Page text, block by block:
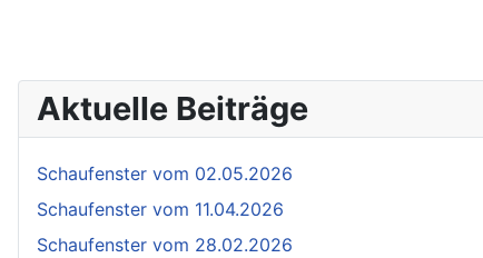
Aktuelle Beiträge
Schaufenster vom 02.05.2026
Schaufenster vom 11.04.2026
Schaufenster vom 28.02.2026